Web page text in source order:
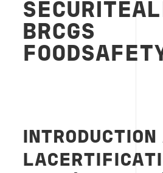
BRCGS
INTRODUCTION